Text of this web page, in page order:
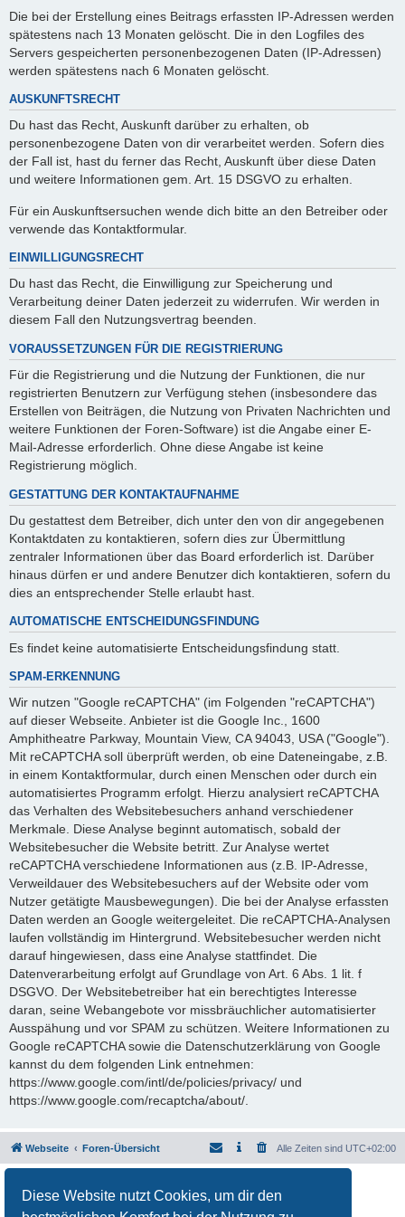
Diese Website nutzt Cookies, um dir den
Die bei der Erstellung eines Beitrags erfassten IP-Adressen werden
spätestens nach 13 Monaten gelöscht. Die in den Logfiles des
Servers gespeicherten personenbezogenen Daten (IP-Adressen)
werden spätestens nach 6 Monaten gelöscht.
AUSKUNFTSRECHT
Du hast das Recht, Auskunft darüber zu erhalten, ob
personenbezogene Daten von dir verarbeitet werden. Sofern dies
der Fall ist, hast du ferner das Recht, Auskunft über diese Daten
und weitere Informationen gem. Art. 15 DSGVO zu erhalten.
Für ein Auskunftsersuchen wende dich bitte an den Betreiber oder
verwende das Kontaktformular.
EINWILLIGUNGSRECHT
Du hast das Recht, die Einwilligung zur Speicherung und
Verarbeitung deiner Daten jederzeit zu widerrufen. Wir werden in
diesem Fall den Nutzungsvertrag beenden.
VORAUSSETZUNGEN FÜR DIE REGISTRIERUNG
Für die Registrierung und die Nutzung der Funktionen, die nur
registrierten Benutzern zur Verfügung stehen (insbesondere das
Erstellen von Beiträgen, die Nutzung von Privaten Nachrichten und
weitere Funktionen der Foren-Software) ist die Angabe einer E-
Mail-Adresse erforderlich. Ohne diese Angabe ist keine
Registrierung möglich.
GESTATTUNG DER KONTAKTAUFNAHME
Du gestattest dem Betreiber, dich unter den von dir angegebenen
Kontaktdaten zu kontaktieren, sofern dies zur Übermittlung
zentraler Informationen über das Board erforderlich ist. Darüber
hinaus dürfen er und andere Benutzer dich kontaktieren, sofern du
dies an entsprechender Stelle erlaubt hast.
AUTOMATISCHE ENTSCHEIDUNGSFINDUNG
Es findet keine automatisierte Entscheidungsfindung statt.
SPAM-ERKENNUNG
Wir nutzen "Google reCAPTCHA" (im Folgenden "reCAPTCHA")
auf dieser Webseite. Anbieter ist die Google Inc., 1600
Amphitheatre Parkway, Mountain View, CA 94043, USA ("Google").
Mit reCAPTCHA soll überprüft werden, ob eine Dateneingabe, z.B.
in einem Kontaktformular, durch einen Menschen oder durch ein
automatisiertes Programm erfolgt. Hierzu analysiert reCAPTCHA
das Verhalten des Websitebesuchers anhand verschiedener
Merkmale. Diese Analyse beginnt automatisch, sobald der
Websitebesucher die Website betritt. Zur Analyse wertet
reCAPTCHA verschiedene Informationen aus (z.B. IP-Adresse,
Verweildauer des Websitebesuchers auf der Website oder vom
Nutzer getätigte Mausbewegungen). Die bei der Analyse erfassten
Daten werden an Google weitergeleitet. Die reCAPTCHA-Analysen
laufen vollständig im Hintergrund. Websitebesucher werden nicht
darauf hingewiesen, dass eine Analyse stattfindet. Die
Datenverarbeitung erfolgt auf Grundlage von Art. 6 Abs. 1 lit. f
DSGVO. Der Websitebetreiber hat ein berechtigtes Interesse
daran, seine Webangebote vor missbräuchlicher automatisierter
Ausspähung und vor SPAM zu schützen. Weitere Informationen zu
Google reCAPTCHA sowie die Datenschutzerklärung von Google
kannst du dem folgenden Link entnehmen:
https://www.google.com/intl/de/policies/privacy/ und
https://www.google.com/recaptcha/about/.
Webseite Foren-Übersicht Alle Zeiten sind UTC+02:00
Deutsche Übersetzung durchphpBB.de
Datenschutz|Nutzungsbedingungen